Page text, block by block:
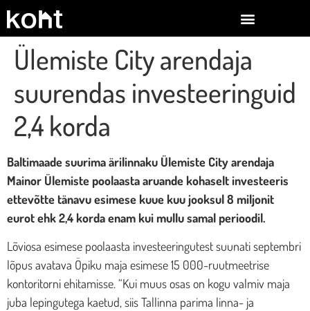
Ülemiste City arendaja
suurendas investeeringuid
2,4 korda
Baltimaade suurima ärilinnaku Ülemiste City arendaja
Mainor Ülemiste poolaasta aruande kohaselt investeeris
ettevõtte tänavu esimese kuue kuu jooksul 8 miljonit
eurot ehk 2,4 korda enam kui mullu samal perioodil.
Lõviosa esimese poolaasta investeeringutest suunati septembri
lõpus avatava Öpiku maja esimese 15 000-ruutmeetrise
kontoritorni ehitamisse. “Kui muus osas on kogu valmiv maja
juba lepingutega kaetud, siis Tallinna parima linna- ja